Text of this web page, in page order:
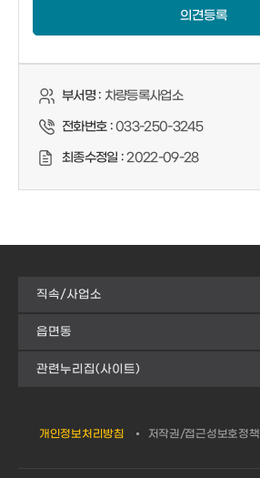
의견등록
부서명 : 차량등록사업소
전화번호 :033-250-3245
최종수정일 :2022-09-28
직속/사업소
읍면동
관련누리집(사이트)
개인정보처리방침 저작권/접근성보호정책